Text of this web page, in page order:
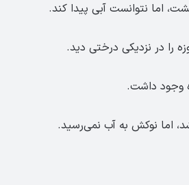
اما نتوانست آبی پیدا کند.
را در نزدیکی درختی دید.
وجود داشت.
اما نوکش به آب نمی‌رسید.